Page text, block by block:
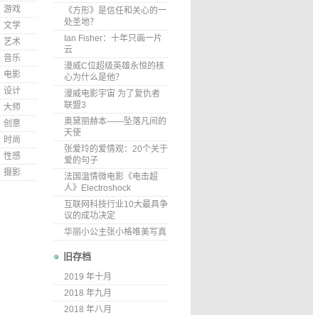
游戏
文学
艺术
音乐
电影
设计
大师
创意
时尚
性感
摄影
《方形》是信任和关心的一
处圣地？
Ian Fisher：十年只画一片
云
漫威C位超级英雄永恒的核
心为什么是他？
漫威电影宇宙 为了复仇者
联盟3
奥黛丽赫本——坠落凡间的
天使
张爱玲的爱情观：20个关于
爱的句子
法国温情微电影《电击超
人》Electroshock
互联网科技行业10大最具争
议的成功决定
华丽小公主张小格唯美写真
旧存档
2019 年十月
2018 年九月
2018 年八月